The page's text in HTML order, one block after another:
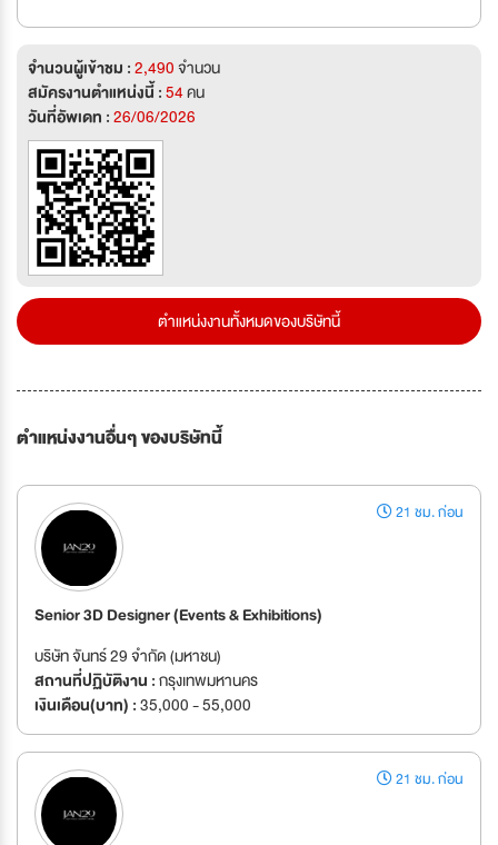
จำนวนผู้เข้าชม :2,490จำนวน
สมัครงานตำแหน่งนี้ :54คน
วันที่อัพเดท :26/06/2026
ตำแหน่งงานทั้งหมดของบริษัทนี้
ตำแหน่งงานอื่นๆ ของบริษัทนี้
21 ชม. ก่อน
Senior 3D Designer (Events & Exhibitions)
บริษัท จันทร์ 29 จำกัด (มหาชน)
สถานที่ปฏิบัติงาน :กรุงเทพมหานคร
เงินเดือน(บาท) :35,000 - 55,000
21 ชม. ก่อน